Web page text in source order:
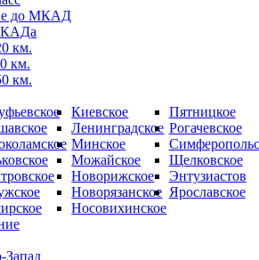
до МКАД
км.
км.
км.
Киевское
Ленинградское
Минское
Можайское
Новорижское
Новорязанское
Носовихинское
Пятницкое
Рогачевское
Щелковское
Энтузиастов
Ярославское